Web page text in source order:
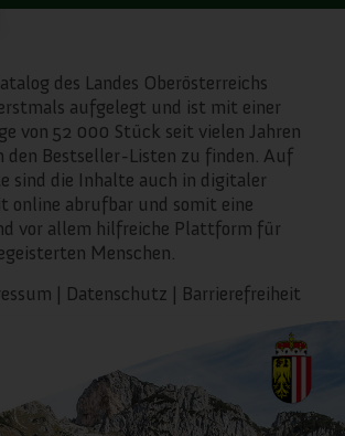
des Landes Oberösterreichs
aufgelegt und ist mit einer
von 52 000 Stück seit vielen Jahren
den Bestseller-Listen zu finden. Auf
sind die Inhalte auch in digitaler
online abrufbar und somit eine
vor allem hilfreiche Plattform für
Menschen.
| Datenschutz | Barrierefreiheit